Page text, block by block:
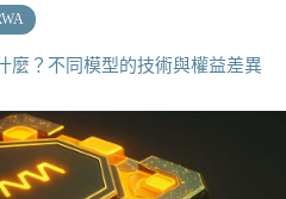
麼？不同模型的技術與權益差異